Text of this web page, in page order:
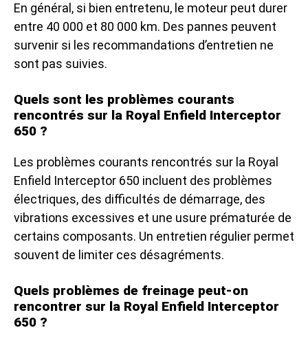
En général, si bien entretenu, le moteur peut durer
entre 40 000 et 80 000 km. Des pannes peuvent
survenir si les recommandations d’entretien ne
sont pas suivies.
Quels sont les problèmes courants
rencontrés sur la Royal Enfield Interceptor
650 ?
Les problèmes courants rencontrés sur la Royal
Enfield Interceptor 650 incluent des problèmes
électriques, des difficultés de démarrage, des
vibrations excessives et une usure prématurée de
certains composants. Un entretien régulier permet
souvent de limiter ces désagréments.
Quels problèmes de freinage peut-on
rencontrer sur la Royal Enfield Interceptor
650 ?